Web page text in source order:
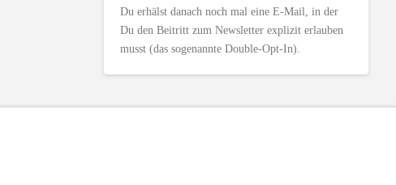
Du erhälst danach noch mal eine E-Mail, in der
Du den Beitritt zum Newsletter explizit erlauben
musst (das sogenannte Double-Opt-In).